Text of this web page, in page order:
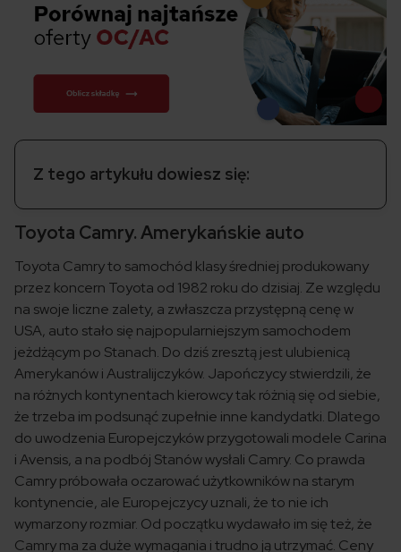
Z tego artykułu dowiesz się:
Toyota Camry. Amerykańskie auto
Toyota Camry to samochód klasy średniej produkowany
przez koncern Toyota od 1982 roku do dzisiaj. Ze względu
na swoje liczne zalety, a zwłaszcza przystępną cenę w
USA, auto stało się najpopularniejszym samochodem
jeżdżącym po Stanach. Do dziś zresztą jest ulubienicą
Amerykanów i Australijczyków. Japończycy stwierdzili, że
na różnych kontynentach kierowcy tak różnią się od siebie,
że trzeba im podsunąć zupełnie inne kandydatki. Dlatego
do uwodzenia Europejczyków przygotowali modele Carina
i Avensis, a na podbój Stanów wysłali Camry. Co prawda
Camry próbowała oczarować użytkowników na starym
kontynencie, ale Europejczycy uznali, że to nie ich
wymarzony rozmiar. Od początku wydawało im się też, że
Camry ma za duże wymagania i trudno ją utrzymać. Ceny